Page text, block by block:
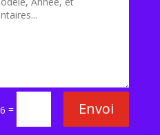
= Envoi